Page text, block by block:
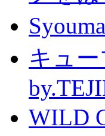
キュ
WILD